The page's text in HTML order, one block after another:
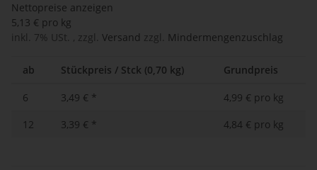
Nettopreise anzeigen
5,13 € pro kg
inkl. 7% USt. , zzgl. Versand zzgl. Mindermengenzuschlag
ab Stückpreis / Stck (0,70 kg) Grundpreis
6 3,49 € *
4,99 € pro kg
12
3,39 € * 4,84 € pro kg